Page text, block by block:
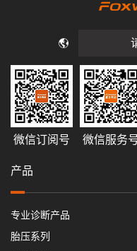
微信订阅号 微信服务
产品
专业诊断产品
胎压系列